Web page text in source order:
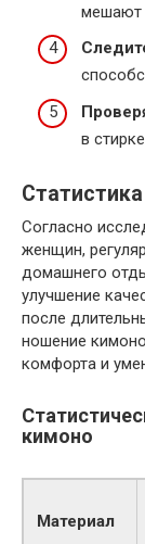
мешают
в
Согласно
женщин,
домашнего
улучшение
после
ношение
комфорта и
кимоно
Материал